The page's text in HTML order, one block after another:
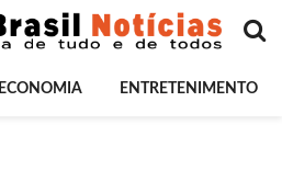
ECONOMIA ENTRETENIMENTO